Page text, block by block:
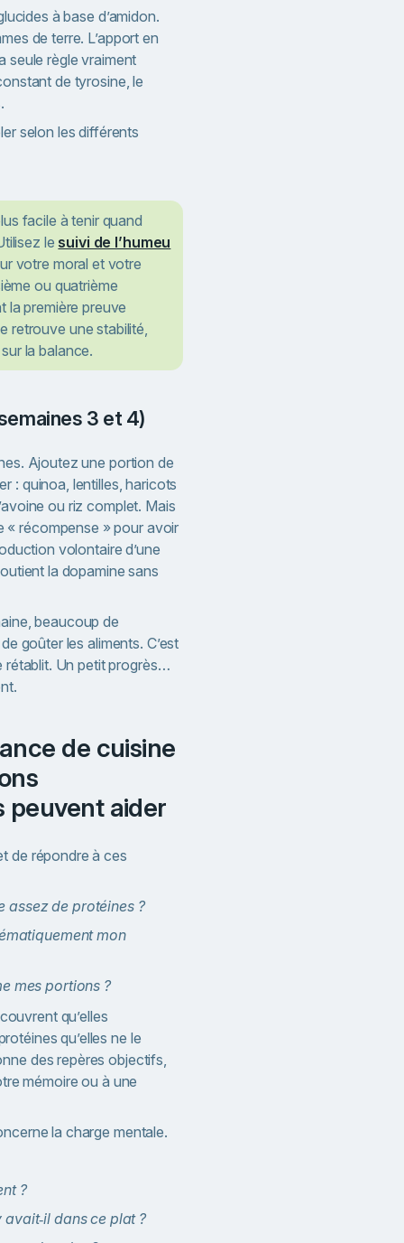
à base d’amidon.
de terre. L’apport en
seule règle vraiment
de tyrosine, le
selon les différents
facile à tenir quand
le suivi de l’humeu
votre moral et votre
ou quatrième
la première preuve
retrouve une stabilité,
la balance.
3 et 4)
Ajoutez une portion de
: quinoa, lentilles, haricots
ou riz complet. Mais
récompense » pour avoir
volontaire d’une
la dopamine sans
beaucoup de
goûter les aliments. C’est
rétablit. Un petit progrès…
aider
de répondre à ces
assez de protéines ?
mon
mes portions ?
qu’elles
qu’elles ne le
des repères objectifs,
mémoire ou à une
la charge mentale.
?
dans ce plat ?